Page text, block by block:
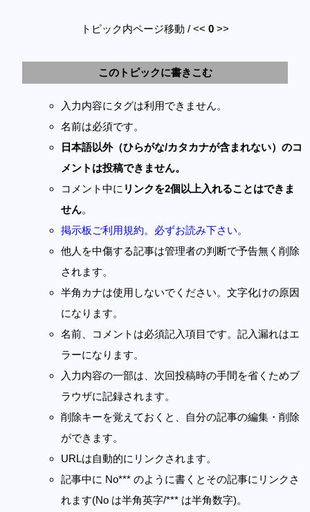
トピック内ページ移動 / << 0 >>
このトピックに書きこむ
入力内容にタグは利用できません。
名前は必須です。
日本語以外（ひらがな/カタカナが含まれない）のコ
メントは投稿できません。
コメント中に リンクを2個以上入れることはできま
せん。
掲示板ご利用規約。必ずお読み下さい。
他人を中傷する記事は管理者の判断で予告無く削除
されます。
半角カナは使用しないでください。文字化けの原因
になります。
名前、コメントは必須記入項目です。記入漏れはエ
ラーになります。
入力内容の一部は、次回投稿時の手間を省くためブ
ラウザに記録されます。
削除キーを覚えておくと、自分の記事の編集・削除
ができます。
URLは自動的にリンクされます。
記事中に No*** のように書くとその記事にリンクさ
れます(No は半角英字/*** は半角数字)。